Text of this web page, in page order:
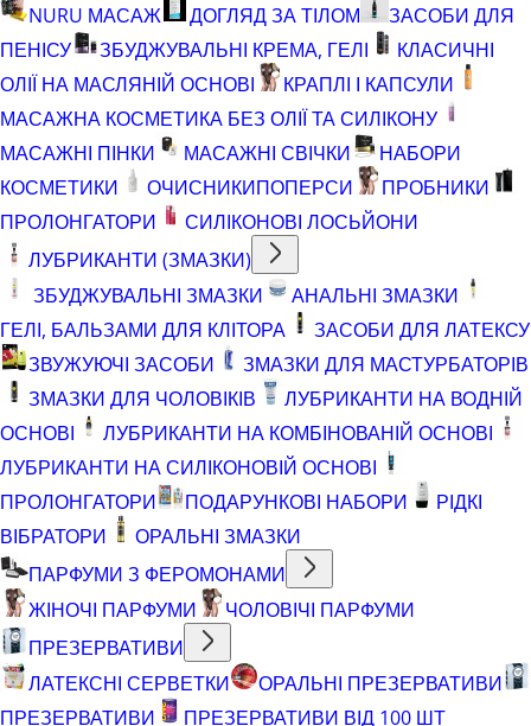
NURU МАСАЖ
ДОГЛЯД ЗА ТІЛОМ
ЗАСОБИ ДЛЯ
ПЕНІСУ
ЗБУДЖУВАЛЬНІ КРЕМА, ГЕЛІ
КЛАСИЧНІ
ОЛІЇ НА МАСЛЯНІЙ ОСНОВІ
КРАПЛІ І КАПСУЛИ
МАСАЖНА КОСМЕТИКА БЕЗ ОЛІЇ ТА СИЛІКОНУ
МАСАЖНІ ПІНКИ
МАСАЖНІ СВІЧКИ
НАБОРИ
КОСМЕТИКИ
ОЧИСНИКИПОПЕРСИ
ПРОБНИКИ
ПРОЛОНГАТОРИ
СИЛІКОНОВІ ЛОСЬЙОНИ
ЛУБРИКАНТИ (ЗМАЗКИ)
ЗБУДЖУВАЛЬНІ ЗМАЗКИ
АНАЛЬНІ ЗМАЗКИ
ГЕЛІ, БАЛЬЗАМИ ДЛЯ КЛІТОРА
ЗАСОБИ ДЛЯ ЛАТЕКСУ
ЗВУЖУЮЧІ ЗАСОБИ
ЗМАЗКИ ДЛЯ МАСТУРБАТОРІВ
ЗМАЗКИ ДЛЯ ЧОЛОВІКІВ
ЛУБРИКАНТИ НА ВОДНІЙ
ОСНОВІ
ЛУБРИКАНТИ НА КОМБІНОВАНІЙ ОСНОВІ
ЛУБРИКАНТИ НА СИЛІКОНОВІЙ ОСНОВІ
ПРОЛОНГАТОРИ
ПОДАРУНКОВІ НАБОРИ
РІДКІ
ВІБРАТОРИ
ОРАЛЬНІ ЗМАЗКИ
ПАРФУМИ З ФЕРОМОНАМИ
ЖІНОЧІ ПАРФУМИ
ЧОЛОВІЧІ ПАРФУМИ
ПРЕЗЕРВАТИВИ
ЛАТЕКСНІ СЕРВЕТКИ
ОРАЛЬНІ ПРЕЗЕРВАТИВИ
ПРЕЗЕРВАТИВИ
ПРЕЗЕРВАТИВИ ВІД 100 ШТ